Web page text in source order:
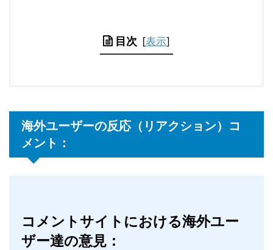
目次 [表示]
海外ユーザーの反応（リアクション）コ
メント：
コメントサイトにおける海外ユー
ザー達の意見：